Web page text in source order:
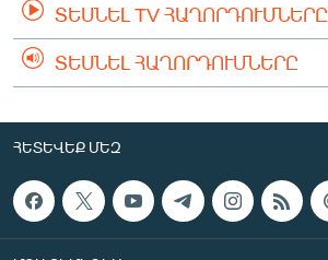
ՏԵՍՆԵԼ TV ՀԱՂՈՐԴՈՒՄՆԵՐԸ
ՏԵՍՆԵԼ ՀԱՂՈՐԴՈՒՄՆԵՐԸ
ՀԵՏԵՎԵՔ ՄԵԶ